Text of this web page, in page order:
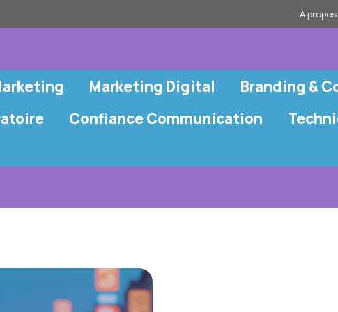
À propos
Marketing Digital
Branding &
Confiance Communication